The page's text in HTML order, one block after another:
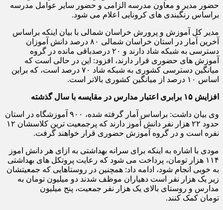
حضور مدیر و معاون مدرسه الزامی و حضور سایر عوامل مدرسه
براساس رنگبندی های کرونایی اعلام می شود.
مدیر کل آموزش و پرورش خراسان شمالی با بیان اینکه براساس
آخرین آمار در استان خراسان شمالی ۸۰ درصد دانش آموزان
دسترسی به شبکه شاد دارند و ۲۰ درصدباقی مانده در گروه
آموزش های حضوری قرار دارند، افزود: این در حالی است که
میانگین دسترسی کشوری به شبکه شاد ۷۰ درصد است، که براین
اساس ۱۰ درصد از میانگین کشوری بالاتر است.
افزایش ۱۵ برابری اعتبار مدارس در مقایسه با سال گذشته
وی بیان داشت: براساس آمار گرفته شده، ۹۰۰ آموزشگاه در استان
حدود ۲۲ هزار نفر دانش آموز دارند که پرجمعیت ترین کلاسشان ۱۲
نفره است و در گروه آموزش حضوری قرار خواهند گرفت.
مودی با اشاره به اینکه برای سرانه بهداشتی به ازای هر دانش اموز
۱۱۴ هزار تومان، پرداخت می شود که رعایت پروتکل های بهداشتی
به خوبی انجام شود، ادامه داد: همچنین در روستاهایی که جمعیتشان
زیر یک هزار نفر است دهیاران موظف شدند دو میلیون تومان به
مدارس و روستای بالای یک هزار نفر جمعیت، پنج میلیون
تومان کمک کنند.